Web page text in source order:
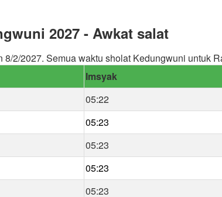
2027 - Awkat salat
8/2/2027. Semua waktu sholat Kedungwuni untuk
Imsyak
05:22
05:23
05:23
05:23
05:23